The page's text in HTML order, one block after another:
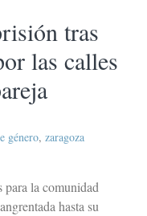
tras
las calles
género, zaragoza
para la comunidad
hasta su